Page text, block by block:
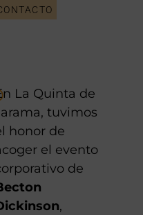
La Quinta de
tuvimos
honor de
el evento
de
,